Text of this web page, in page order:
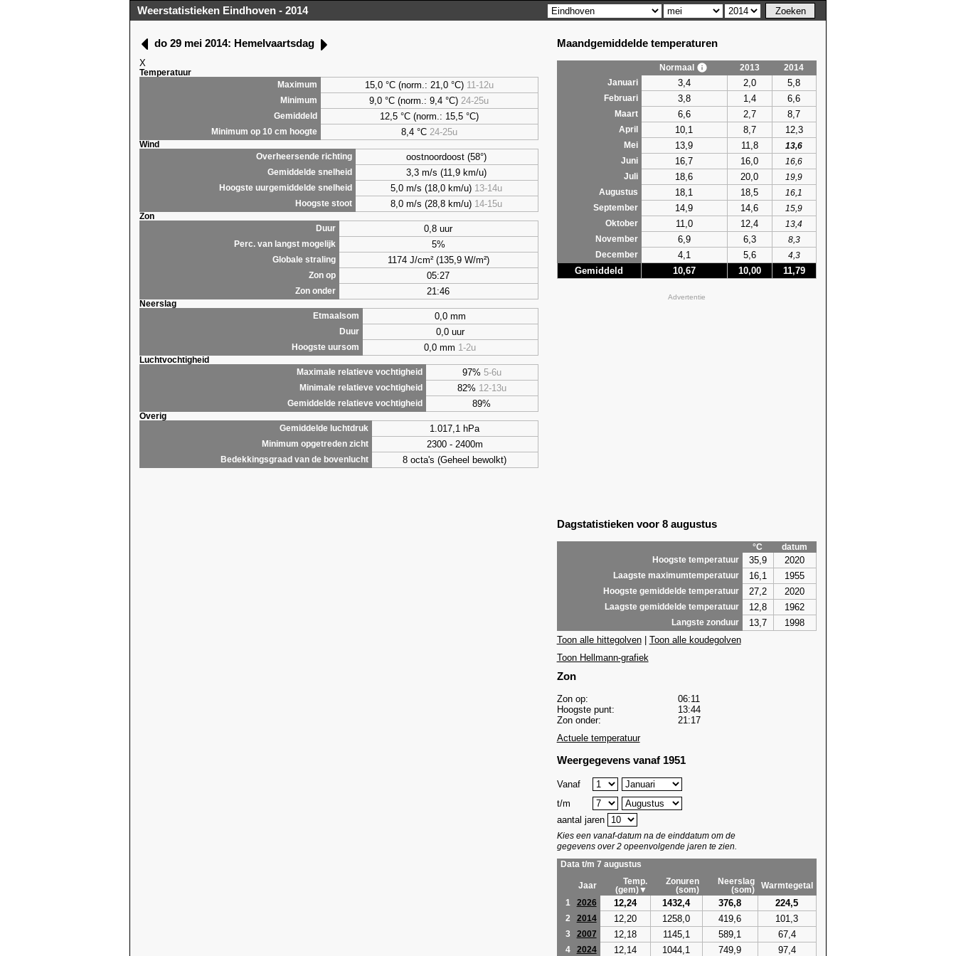
Weerstatistieken Eindhoven - 2014
do 29 mei 2014: Hemelvaartsdag
X
Temperatuur
Maximum
15,0 °C (norm.: 21,0 °C) 11-12u
Minimum 9,0 °C (norm.: 9,4 °C) 24-25u
Gemiddeld 12,5 °C (norm.: 15,5 °C)
Minimum op 10 cm hoogte 8,4°C 24-25u
Wind
Overheersende richting
oostnoordoost (58°)
Gemiddelde snelheid 3,3 m/s (11,9 km/u)
Hoogste uurgemiddelde snelheid 5,0 m/s (18,0 km/u) 13-14u
Hoogste stoot 8,0 m/s (28,8 km/u) 14-15u
Zon
Duur
0,8 uur
Perc. van langst mogelijk 5%
Globale straling 1174 J/cm² (135,9 W/m²)
Zon op 05:27
Zon onder 21:46
Neerslag
Etmaalsom
0,0 mm
Duur 0,0 uur
Hoogste uursom 0,0 mm 1-2u
Luchtvochtigheid
Maximale relatieve vochtigheid
97% 5-6u
Minimale relatieve vochtigheid 82% 12-13u
Gemiddelde relatieve vochtigheid 89%
Overig
Gemiddelde luchtdruk
1.017,1 hPa
Minimum opgetreden zicht 2300 - 2400m
Bedekkingsgraad van de bovenlucht 8 octa's (Geheel bewolkt)
Maandgemiddelde temperaturen
Normaal 2013
2014
Januari
3,4 2,0 5,8
Februari 3,8 1,4 6,6
Maart 6,6 2,7 8,7
April 10,1 8,7 12,3
Mei 13,9 11,8
13,6
Juni
16,7 16,0
16,6
Juli
18,6 20,0
19,9
Augustus
18,1 18,5
16,1
September
14,9 14,6
15,9
Oktober
11,0 12,4
13,4
November
6,9 6,3
8,3
December
4,1 5,6 4,3
Gemiddeld 10,67 10,00 11,79
Advertentie
Dagstatistieken voor 8 augustus
°C
datum
Hoogste temperatuur
35,9 2020
Laagste maximumtemperatuur 16,1 1955
Hoogste gemiddelde temperatuur 27,2 2020
Laagste gemiddelde temperatuur 12,8 1962
Langste zonduur 13,7
1998
Toon alle hittegolven| Toon alle koudegolven
Toon Hellmann-grafiek
Zon
Zon op:
06:11
Hoogste punt:
13:44
Zon onder:
21:17
Actuele temperatuur
Weergegevens vanaf 1951
Vanaf
t/m
aantal jaren
Kies een vanaf-datum na de einddatum om de
gegevens over 2 opeenvolgende jaren te zien.
Data t/m 7 augustus
Jaar
Temp.
(gem)▼
Zonuren
(som)
Neerslag
(som)
Warmtegetal
1
2026 12,24 1432,4 376,8 224,5
2 2014 12,20 1258,0 419,6 101,3
3 2007 12,18 1145,1 589,1 67,4
4 2024 12,14 1044,1 749,9 97,4